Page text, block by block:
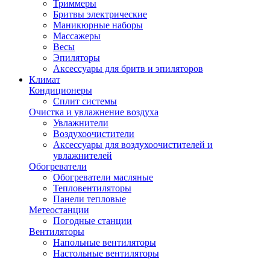
Триммеры
Бритвы электрические
Маникюрные наборы
Массажеры
Весы
Эпиляторы
Аксессуары для бритв и эпиляторов
Климат
Кондиционеры
Сплит системы
Очистка и увлажнение воздуха
Увлажнители
Воздухоочистители
Аксессуары для воздухоочистителей и
увлажнителей
Обогреватели
Обогреватели масляные
Тепловентиляторы
Панели тепловые
Метеостанции
Погодные станции
Вентиляторы
Напольные вентиляторы
Настольные вентиляторы